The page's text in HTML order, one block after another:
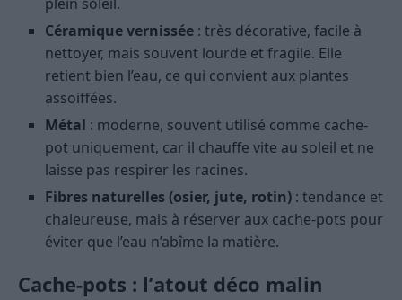
Céramique vernissée : très décorative, facile à
nettoyer, mais souvent lourde et fragile. Elle
retient bien l’eau, ce qui convient aux plantes
assoiffées.
Métal : moderne, souvent utilisé comme cache-
pot uniquement, car il chauffe vite au soleil et ne
laisse pas respirer les racines.
Fibres naturelles (osier, jute, rotin) : tendance et
chaleureuse, mais à réserver aux cache-pots pour
éviter que l’eau n’abîme la matière.
Cache-pots : l’atout déco malin